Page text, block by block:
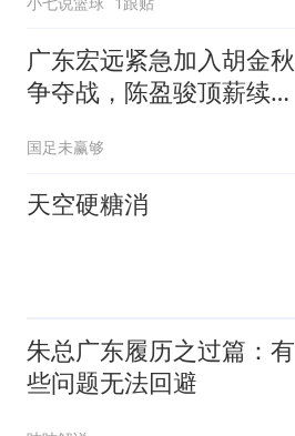
广东宏远紧急加入胡金秋
争夺战，陈盈骏顶薪续
国足未赢够
天空硬糖消
朱总广东履历之过篇：有
些问题无法回避